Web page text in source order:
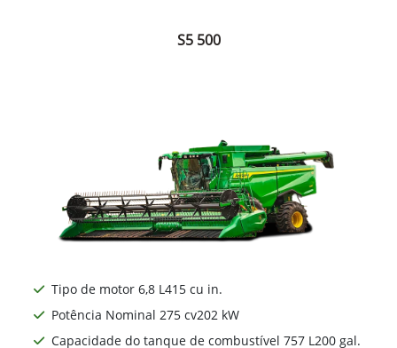
S5 500
Tipo de motor 6,8 L415 cu in.
Potência Nominal 275 cv202 kW
Capacidade do tanque de combustível 757 L200 gal.